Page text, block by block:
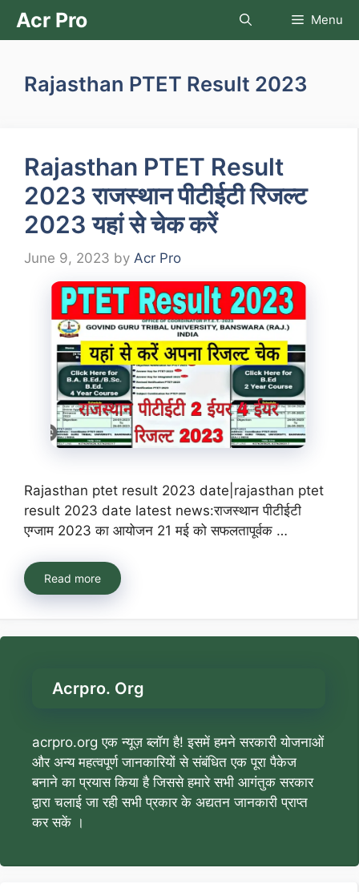
SkipAcr Pro Menu
Rajasthan PTET Result 2023
Rajasthan PTET Result
2023 राजस्थान पीटीईटी रिजल्ट
2023 यहां से चेक करें
June 9, 2023 by Acr Pro
Rajasthan ptet result 2023 date|rajasthan ptet
result 2023 date latest news:राजस्थान पीटीईटी
एग्जाम 2023 का आयोजन 21 मई को सफलतापूर्वक …
Read more
Acrpro. Org
acrpro.org एक न्यूज़ ब्लॉग है! इसमें हमने सरकारी योजनाओं
और अन्य महत्वपूर्ण जानकारियों से संबंधित एक पूरा पैकेज
बनाने का प्रयास किया है जिससे हमारे सभी आगंतुक सरकार
द्वारा चलाई जा रही सभी प्रकार के अद्यतन जानकारी प्राप्त
कर सकें ।